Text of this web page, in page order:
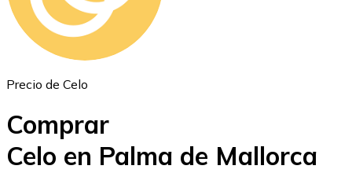
Precio de Celo
Comprar
Celo en Palma de Mallorca